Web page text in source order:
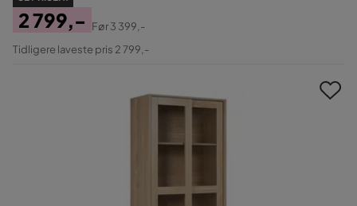
Pris
2 799,-
Original
Før3 399,-
Tidligere laveste pris 2 799,-